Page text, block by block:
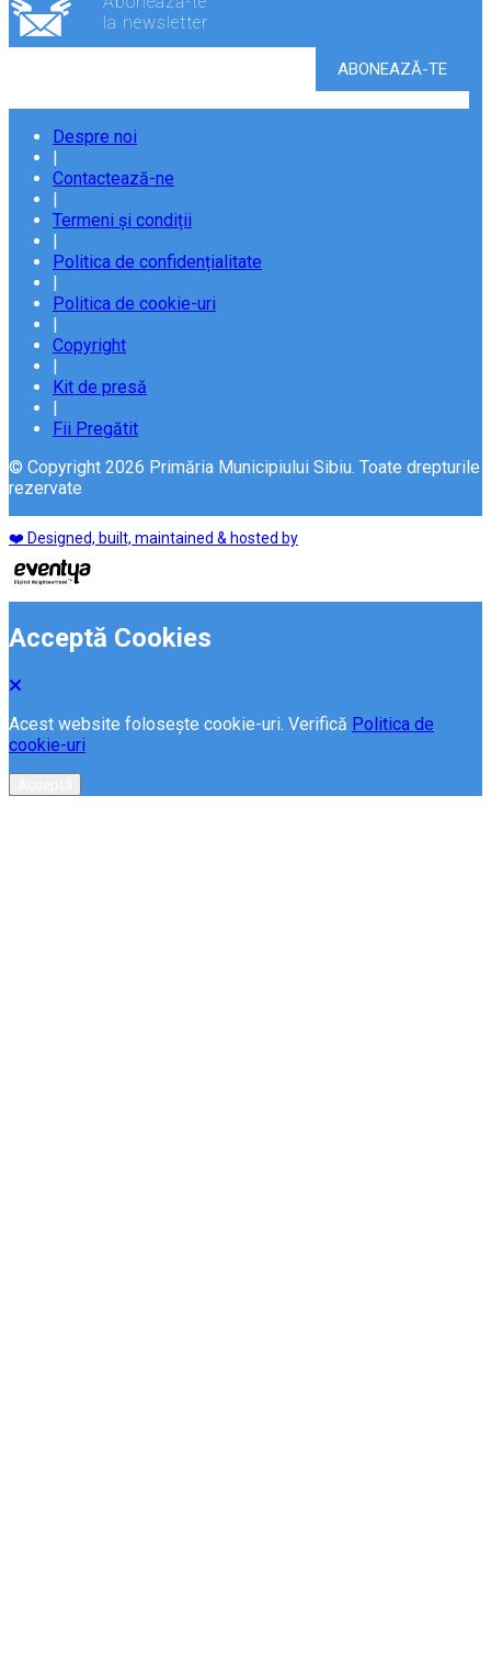
la newsletter
Despre noi
|
Contactează-ne
|
Termeni și condiții
|
Politica de confidențialitate
|
Politica de cookie-uri
|
Copyright
|
Kit de presă
|
Fii Pregătit
© Copyright 2026 Primăria Municipiului Sibiu. Toate drepturile
rezervate
❤️ Designed, built, maintained & hosted by
Acceptă Cookies
Acest website folosește cookie-uri. Verifică Politica de
cookie-uri